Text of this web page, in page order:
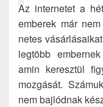
Az internetet a
emberek már
netes
legtöbb
amin keresztül
mozgását.
nem bajlódnak